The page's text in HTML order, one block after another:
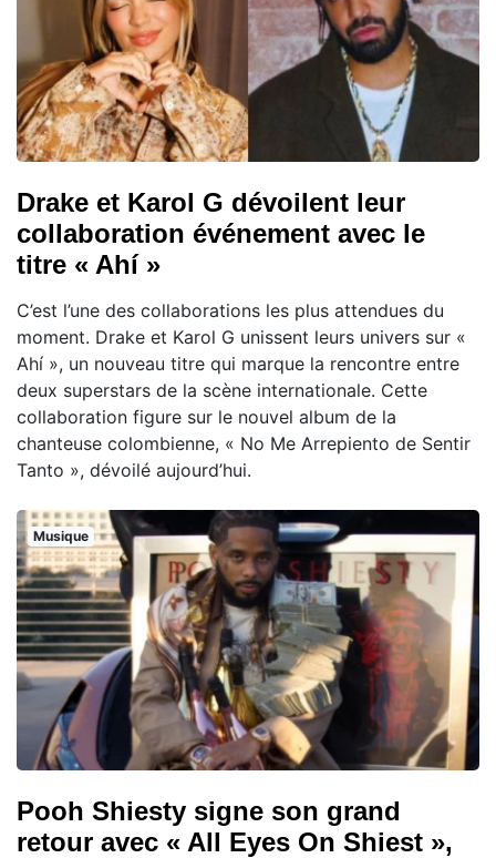
Drake et Karol G dévoilent leur
collaboration événement avec le
titre « Ahí »
C’est l’une des collaborations les plus attendues du
moment. Drake et Karol G unissent leurs univers sur «
Ahí », un nouveau titre qui marque la rencontre entre
deux superstars de la scène internationale. Cette
collaboration figure sur le nouvel album de la
chanteuse colombienne, « No Me Arrepiento de Sentir
Tanto », dévoilé aujourd’hui.
Musique
Pooh Shiesty signe son grand
retour avec « All Eyes On Shiest »,